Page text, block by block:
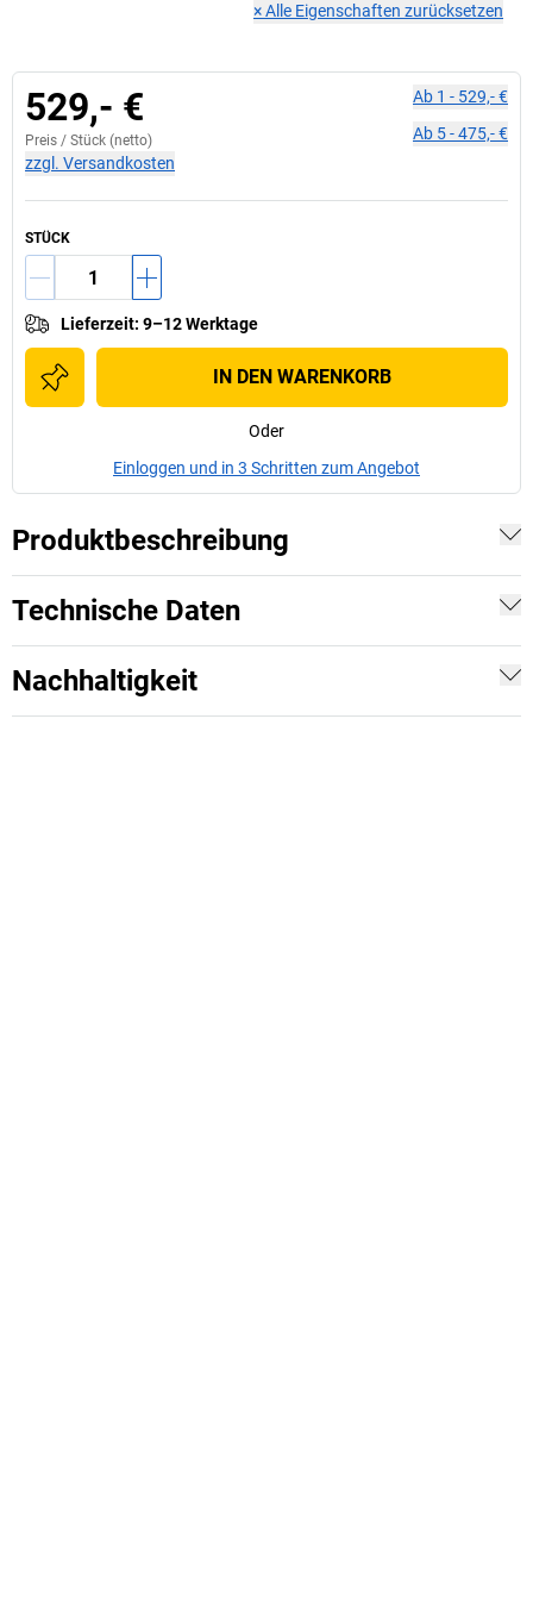
×Alle Eigenschaften zurücksetzen
529,- €
Preis / Stück (netto)
zzgl. Versandkosten
Ab 1 - 529,- €
Ab 5-475,- €
STÜCK
Lieferzeit: 9–12 Werktage
IN DEN WARENKORB
Oder
Einloggen und in 3 Schritten zum Angebot
Produktbeschreibung
Technische Daten
Nachhaltigkeit